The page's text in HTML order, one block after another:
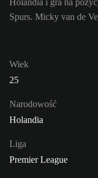
Holandia i gra na
Spurs. Micky van de
Wiek
25
Narodowość
Holandia
Liga
Premier League